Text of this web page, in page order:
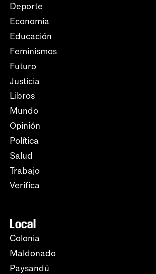
Deporte
Economía
Educación
Feminismos
Futuro
Justicia
Libros
Mundo
Opinión
Política
Salud
Trabajo
Verifica
Local
Colonia
Maldonado
Paysandú